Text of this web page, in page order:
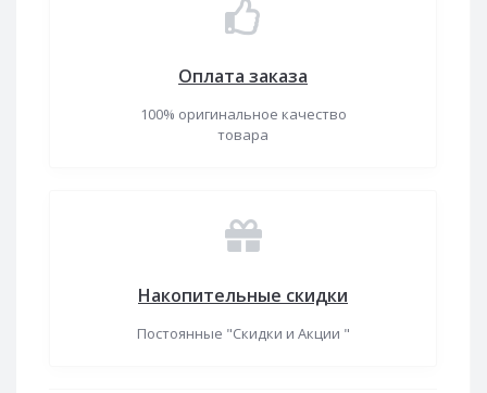
Оплата заказа
100% оригинальное качество
товара
Накопительные скидки
Постоянные "Скидки и Акции "